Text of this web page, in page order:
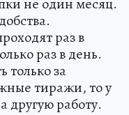
не один месяц.
раз в
раз в день.
только за
тиражи, то у
другую работу.